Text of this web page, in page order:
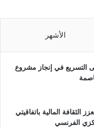
الأشهر
التسريع في إنجاز مشروع
الثقافة المالية باتفاقيتي
الفرنسي